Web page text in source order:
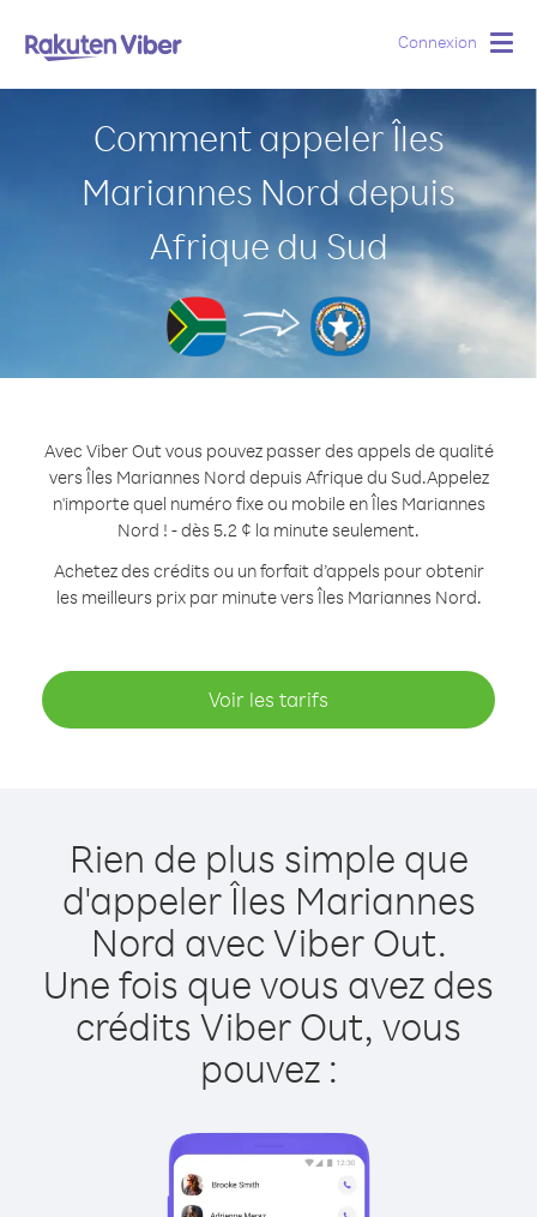
Connexion
Comment appeler Îles
Mariannes Nord depuis
Afrique du Sud
Avec Viber Out vous pouvez passer des appels de qualité
vers Îles Mariannes Nord depuis Afrique du Sud.Appelez
n'importe quel numéro fixe ou mobile en Îles Mariannes
Nord ! - dès 5.2 ¢ la minute seulement.
Achetez des crédits ou un forfait d’appels pour obtenir
les meilleurs prix par minute vers Îles Mariannes Nord.
Voir les tarifs
Rien de plus simple que
d'appeler Îles Mariannes
Nord avec Viber Out.
Une fois que vous avez des
crédits Viber Out, vous
pouvez :